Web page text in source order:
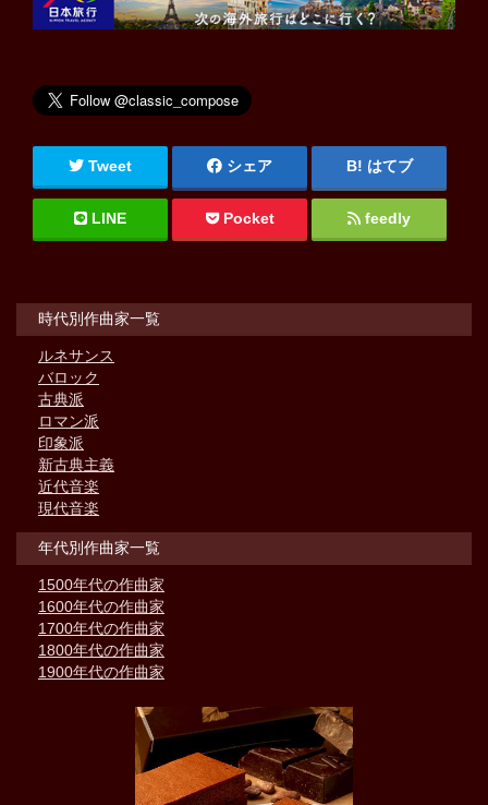
Tweet シェア はてブ
LINE Pocket feedly
時代別作曲家一覧
ルネサンス
バロック
古典派
ロマン派
印象派
新古典主義
近代音楽
現代音楽
年代別作曲家一覧
1500年代の作曲家
1600年代の作曲家
1700年代の作曲家
1800年代の作曲家
1900年代の作曲家